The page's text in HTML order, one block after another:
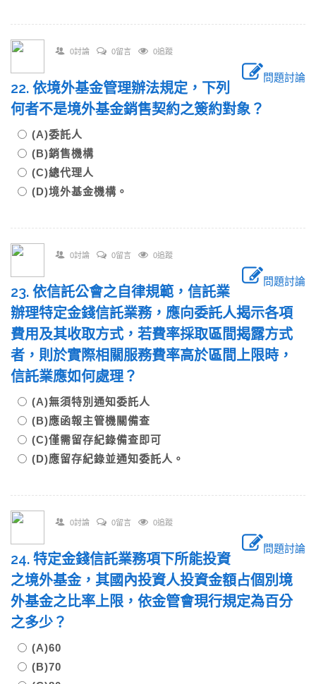
0討論 0留言 0追蹤
問題討論
22. 依境外基金管理辦法規定，下列
何者不是境外基金銷售契約之簽約對象？
(A)委託人
(B)銷售機構
(C)總代理人
(D)境外基金機構。
0討論 0留言 0追蹤
問題討論
23. 依信託公會之自律規範，信託業
辦理特定金錢信託業務，應向委託人揭示各項
費用及其收取方式，若費率採取區間揭露方式
者，則於實際相關服務費率高於區間上限時，
信託業應如何處理？
(A)無須特別通知委託人
(B)應函報主管機關備查
(C)僅需留存紀錄備查即可
(D)應留存紀錄並通知委託人。
0討論 0留言 0追蹤
問題討論
24. 特定金錢信託業務項下所能投資
之境外基金，其國內投資人投資金額占個別境
外基金之比率上限，依金管會現行規定為百分
之多少？
(A)60
(B)70